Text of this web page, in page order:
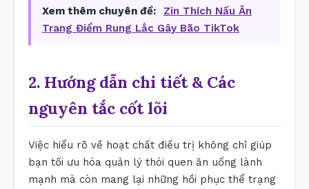
Xem thêm chuyên đề:
Zin Thích Nấu Ăn
Trang Điểm Rung Lắc Gây Bão TikTok
2. Hướng dẫn chi tiết & Các
nguyên tắc cốt lõi
Việc hiểu rõ về hoạt chất điều trị không chỉ giúp
bạn tối ưu hóa quản lý thói quen ăn uống lành
mạnh mà còn mang lại những hồi phục thể trạng